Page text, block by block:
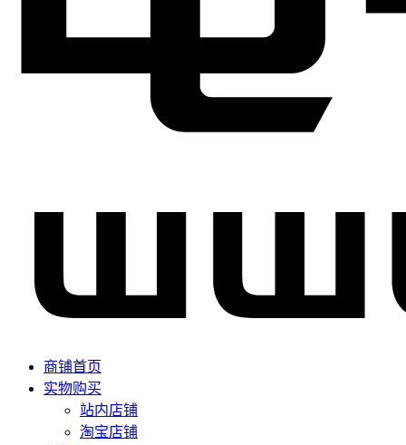
商铺首页
实物购买
站内店铺
淘宝店铺